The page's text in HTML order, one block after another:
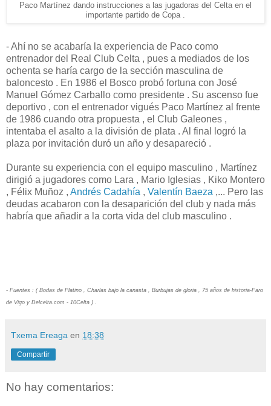
Paco Martínez dando instrucciones a las jugadoras del Celta en el
importante partido de Copa .
- Ahí no se acabaría la experiencia de Paco como
entrenador del Real Club Celta , pues a mediados de los
ochenta se haría cargo de la sección masculina de
baloncesto . En 1986 el Bosco probó fortuna con José
Manuel Gómez Carballo como presidente . Su ascenso fue
deportivo , con el entrenador vigués Paco Martínez al frente
de 1986 cuando otra propuesta , el Club Galeones ,
intentaba el asalto a la división de plata . Al final logró la
plaza por invitación duró un año y desapareció .
Durante su experiencia con el equipo masculino , Martínez
dirigió a jugadores como Lara , Mario Iglesias , Kiko Montero
, Félix Muñoz , Andrés Cadahía , Valentín Baeza ,... Pero las
deudas acabaron con la desaparición del club y nada más
habría que añadir a la corta vida del club masculino .
- Fuentes : ( Bodas de Platino , Charlas bajo la canasta , Burbujas de gloria , 75 años de historia-Faro
de Vigo y Delcelta.com - 10Celta ) .
Txema Ereaga en 18:38
Compartir
No hay comentarios: